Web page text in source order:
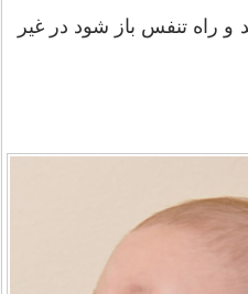
و راه تنفس باز شود در غیر